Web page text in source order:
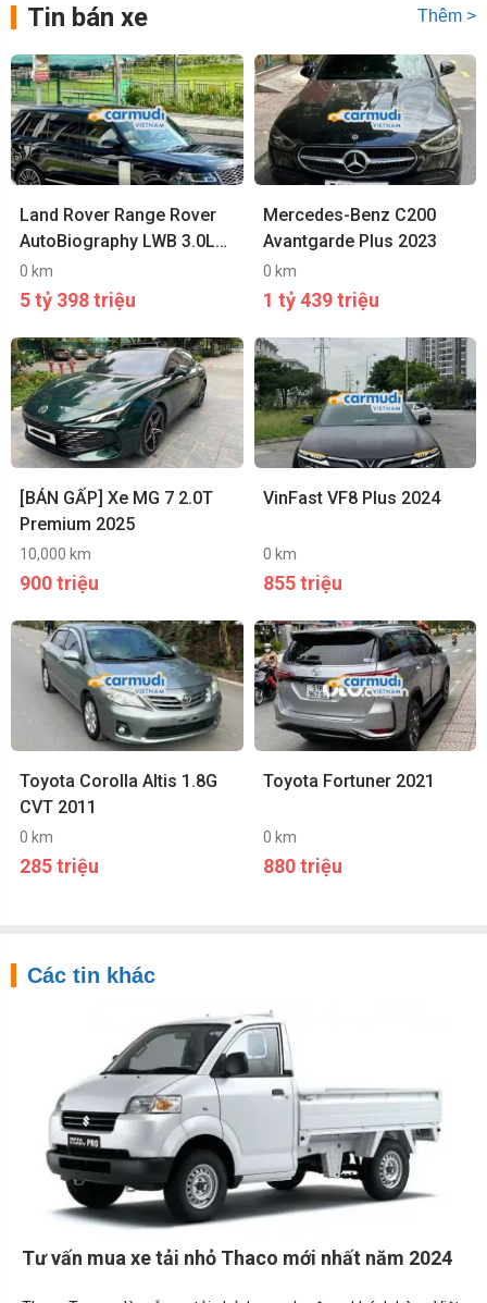
Tin bán xe Thêm >
Land Rover Range Rover
AutoBiography LWB 3.0L
2021
0 km
5 tỷ 398 triệu
Mercedes-Benz C200
Avantgarde Plus 2023
0 km
1 tỷ 439 triệu
[BÁN GẤP] Xe MG 7 2.0T
Premium 2025
10,000 km
900 triệu
VinFast VF8 Plus 2024
0 km
855 triệu
Toyota Corolla Altis 1.8G
CVT 2011
0 km
285 triệu
Toyota Fortuner 2021
0 km
880 triệu
Các tin khác
Tư vấn mua xe tải nhỏ Thaco mới nhất năm 2024